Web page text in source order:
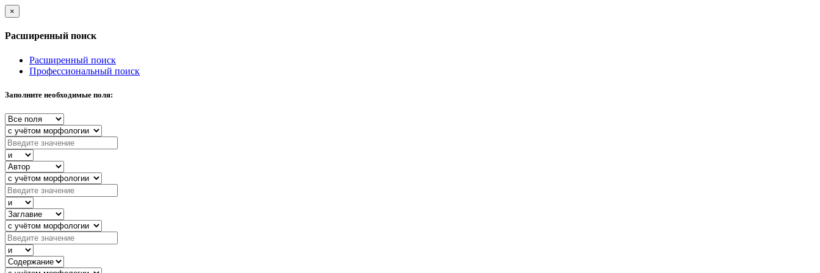
×
Расширенный поиск
Расширенный поиск
Профессиональный поиск
Заполните необходимые поля: